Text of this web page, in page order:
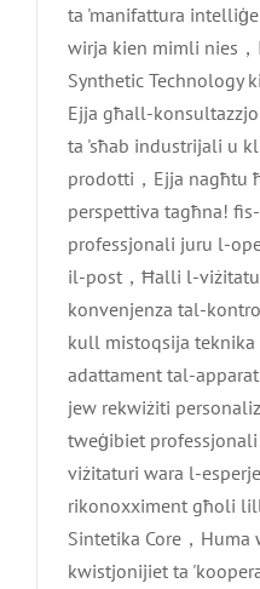
ta 'manifattura
wirja kien mimli nies
Synthetic Technology
Ejja għall-
ta 'sħab industrijali u
prodotti，Ejja nagħtu
perspettiva tagħna!
professjonali juru l-
il-post，Ħalli l-
konvenjenza tal-
kull mistoqsija
adattament tal-
jew rekwiżiti
tweġibiet
viżitaturi wara l-
rikonoxximent għoli
Sintetika Core，
kwistjonijiet ta